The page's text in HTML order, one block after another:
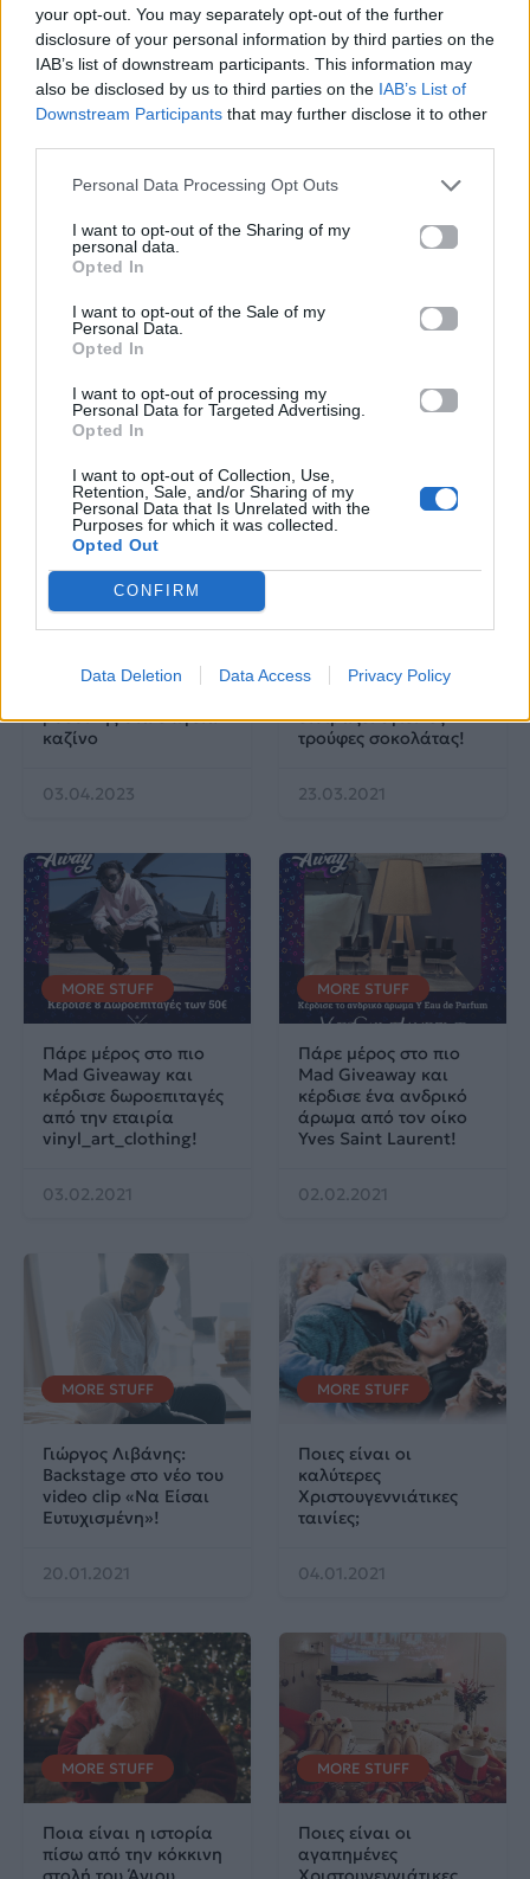
your opt-out. You may separately opt-out of the further
disclosure of your personal information by third parties on the
IAB’s list of downstream participants. This information may
also be disclosed by us to third parties on the IAB’s List of
Downstream Participants that may further disclose it to other
Personal Data Processing Opt Outs
I want to opt-out of the Sharing of my
personal data.
Opted In
I want to opt-out of the Sale of my
Personal Data.
Opted In
I want to opt-out of processing my
Personal Data for Targeted Advertising.
Opted In
I want to opt-out of Collection, Use,
Retention, Sale, and/or Sharing of my
Personal Data that Is Unrelated with the
Purposes for which it was collected.
Opted Out
CONFIRM
Data Deletion Data Access Privacy Policy
Βιογραφικά
Ελλήνων
Καλλιτεχνών
δισκογραφία, πορεία
τους στην ελληνική
Δες επίσης
MORE STUFF
Ο ουσιαστικός ρόλος
μουσικής στα επίγεια
καζίνο
03.04.2023
Ο Δημήτρης
ετοιμάζει υγιεινές
τρούφες σοκολάτας!
23.03.2021
MORE STUFF
Πάρε μέρος στο πιο
Mad Giveaway και
κέρδισε δωροεπιταγές
από την εταιρία
vinyl_art_clothing!
03.02.2021
MORE STUFF
Πάρε μέρος στο πιο
Mad Giveaway και
κέρδισε ένα ανδρικό
άρωμα από τον οίκο
Yves Saint Laurent!
02.02.2021
MORE STUFF
Γιώργος Λιβάνης:
Backstage στο νέο του
video clip «Να Είσαι
Ευτυχισμένη»!
20.01.2021
MORE STUFF
Ποιες είναι οι
καλύτερες
Χριστουγεννιάτικες
ταινίες;
04.01.2021
MORE STUFF
Ποια είναι η ιστορία
πίσω από την κόκκινη
MORE STUFF
Ποιες είναι οι
αγαπημένες